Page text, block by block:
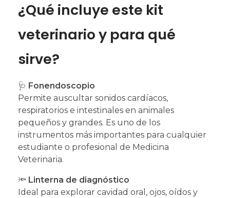
¿Qué incluye este kit
veterinario y para qué
sirve?
🩺 Fonendoscopio
Permite auscultar sonidos cardíacos,
respiratorios e intestinales en animales
pequeños y grandes. Es uno de los
instrumentos más importantes para cualquier
estudiante o profesional de Medicina
Veterinaria.
🔦 Linterna de diagnóstico
Ideal para explorar cavidad oral, ojos, oídos y